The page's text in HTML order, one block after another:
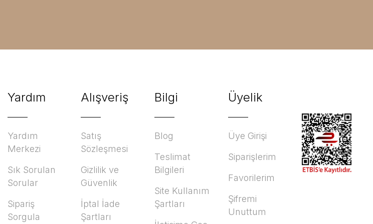
Yardım
Yardım
Merkezi
Sık Sorulan
Sorular
Sipariş
Sorgula
Alışveriş
Satış
Sözleşmesi
Gizlilik ve
Güvenlik
İptal İade
Şartları
Bilgi
Blog
Teslimat
Bilgileri
Site Kullanım
Şartları
Üyelik
Üye Girişi
Siparişlerim
Favorilerim
Şifremi
Unuttum